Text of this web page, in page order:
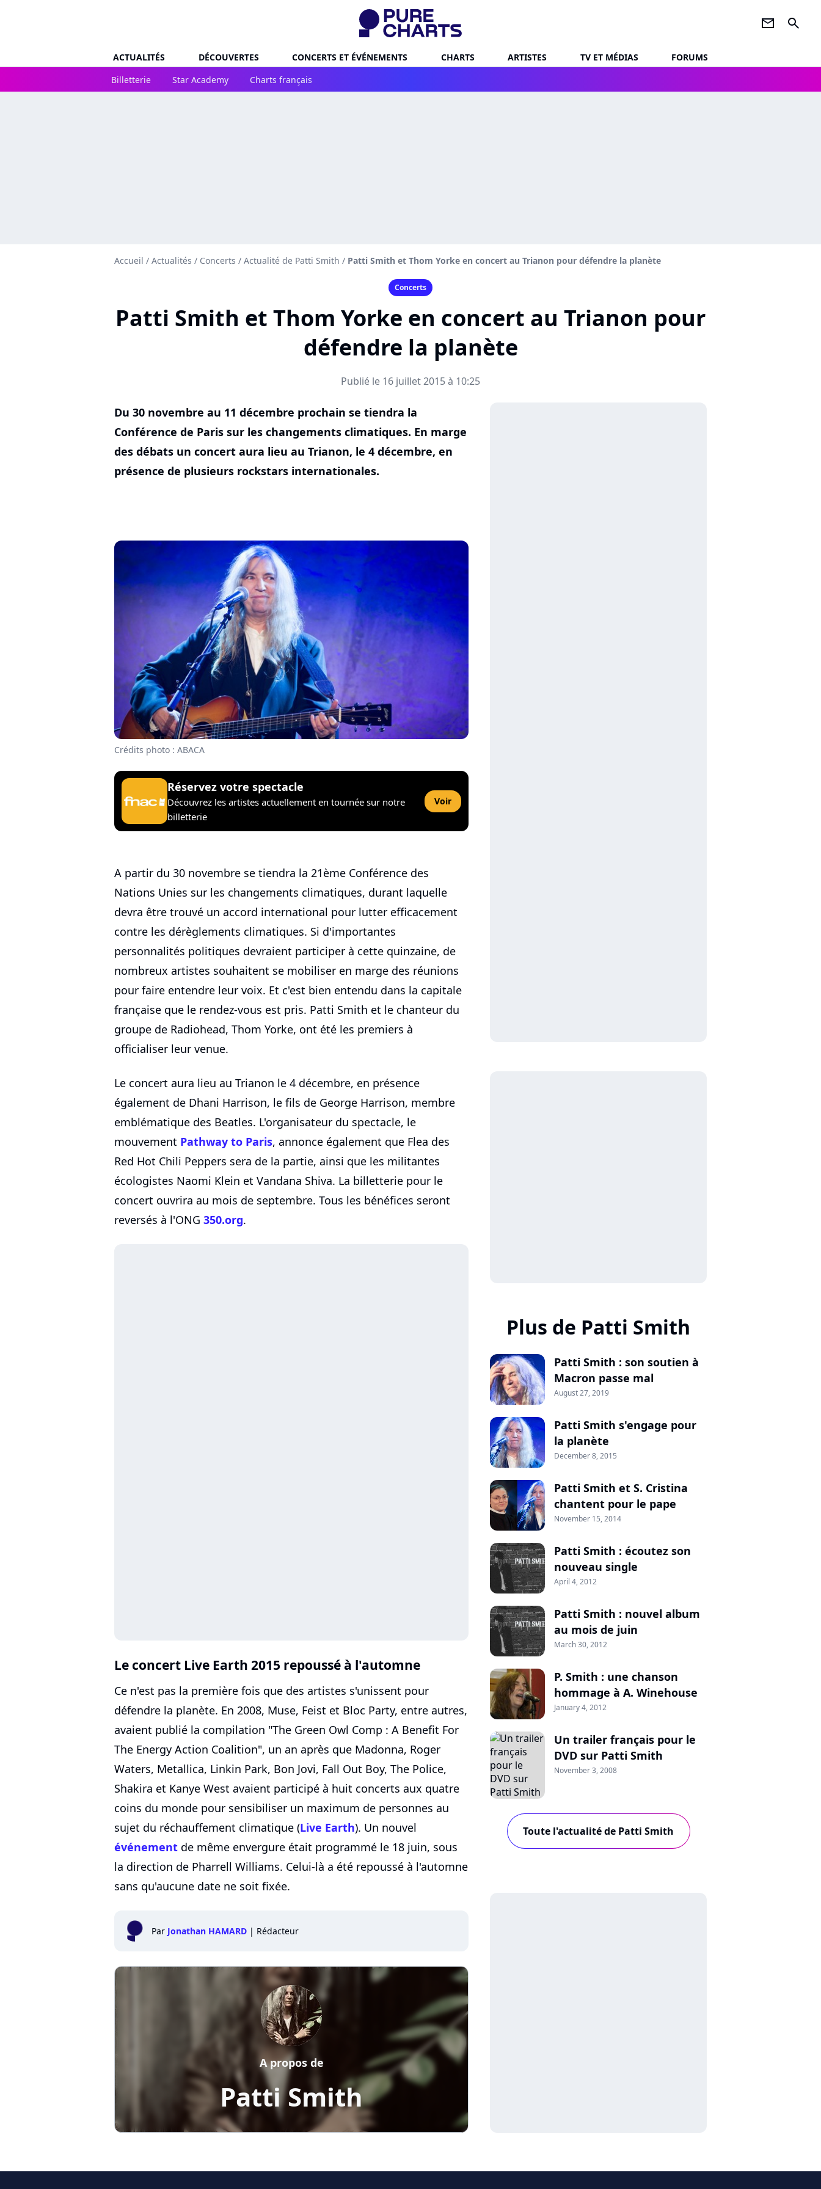
newsletter search
ACTUALITÉS DÉCOUVERTES CONCERTS ET ÉVÉNEMENTS CHARTS ARTISTES TV ET MÉDIAS
FORUMS
Billetterie
Star Academy Charts français
Accueil / Actualités / Concerts / Actualité de Patti Smith / Patti Smith et Thom Yorke en concert au Trianon pour défendre la planète
Concerts
Patti Smith et Thom Yorke en concert au Trianon pour
défendre la planète
Publié le 16 juillet 2015 à 10:25
Du 30 novembre au 11 décembre prochain se tiendra la
Conférence de Paris sur les changements climatiques. En marge
des débats un concert aura lieu au Trianon, le 4 décembre, en
présence de plusieurs rockstars internationales.
Crédits photo : ABACA
Réservez votre spectacle
Découvrez les artistes actuellement en tournée sur notre
billetterie
Voir
A partir du 30 novembre se tiendra la 21ème Conférence des
Nations Unies sur les changements climatiques, durant laquelle
devra être trouvé un accord international pour lutter efficacement
contre les dérèglements climatiques. Si d'importantes
personnalités politiques devraient participer à cette quinzaine, de
nombreux artistes souhaitent se mobiliser en marge des réunions
pour faire entendre leur voix. Et c'est bien entendu dans la capitale
française que le rendez-vous est pris. Patti Smith et le chanteur du
groupe de Radiohead, Thom Yorke, ont été les premiers à
officialiser leur venue.
Le concert aura lieu au Trianon le 4 décembre, en présence
également de Dhani Harrison, le fils de George Harrison, membre
emblématique des Beatles. L'organisateur du spectacle, le
mouvement Pathway to Paris, annonce également que Flea des
Red Hot Chili Peppers sera de la partie, ainsi que les militantes
écologistes Naomi Klein et Vandana Shiva. La billetterie pour le
concert ouvrira au mois de septembre. Tous les bénéfices seront
reversés à l'ONG 350.org.
Le concert Live Earth 2015 repoussé à l'automne
Ce n'est pas la première fois que des artistes s'unissent pour
défendre la planète. En 2008, Muse, Feist et Bloc Party, entre autres,
avaient publié la compilation "The Green Owl Comp : A Benefit For
The Energy Action Coalition", un an après que Madonna, Roger
Waters, Metallica, Linkin Park, Bon Jovi, Fall Out Boy, The Police,
Shakira et Kanye West avaient participé à huit concerts aux quatre
coins du monde pour sensibiliser un maximum de personnes au
sujet du réchauffement climatique (Live Earth). Un nouvel
événement de même envergure était programmé le 18 juin, sous
la direction de Pharrell Williams. Celui-là a été repoussé à l'automne
sans qu'aucune date ne soit fixée.
Par Jonathan HAMARD | Rédacteur
Patti Smith
A propos de
Plus de Patti Smith
Patti Smith : son soutien à
Macron passe mal
August 27, 2019
Patti Smith s'engage pour
la planète
December 8, 2015
Patti Smith et S. Cristina
chantent pour le pape
November 15, 2014
Patti Smith : écoutez son
nouveau single
April 4, 2012
Patti Smith : nouvel album
au mois de juin
March 30, 2012
P. Smith : une chanson
hommage à A. Winehouse
January 4, 2012
Un trailer français pour le
DVD sur Patti Smith
November 3, 2008
Toute l'actualité de Patti Smith